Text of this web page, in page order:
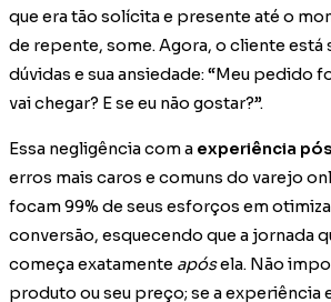
que era tão solícita e presente até o
de repente, some. Agora, o cliente está
dúvidas e sua ansiedade: “Meu pedido
vai chegar? E se eu não gostar?”.
Essa negligência com a experiência
erros mais caros e comuns do varejo
focam 99% de seus esforços em
conversão, esquecendo que a jornada
começa exatamente apósela. Não
produto ou seu preço; se a experiência